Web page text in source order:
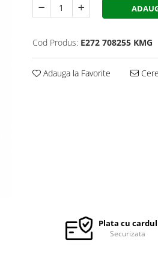
Cod Produs: E272 708255 KMG
Adauga la Favorite
Plata cu cardul
Securizata